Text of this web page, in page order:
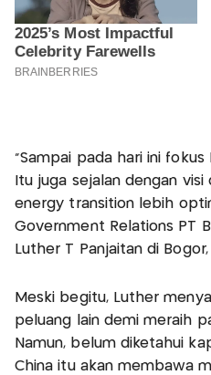
"Sampai pada hari ini fokus
Itu juga sejalan dengan
energy transition lebih
Government Relations PT
Luther T Panjaitan di Bogor,
Meski begitu, Luther
peluang lain demi meraih
Namun, belum diketahui
China itu akan membawa